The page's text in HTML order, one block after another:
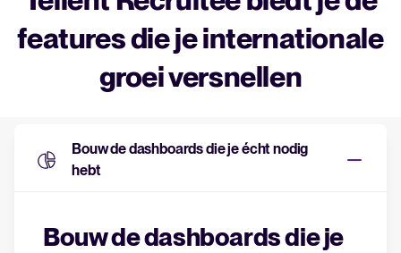
features die je internationale
groei versnellen
Bouw de dashboards die je écht nodig
hebt
Bouw de dashboards die je